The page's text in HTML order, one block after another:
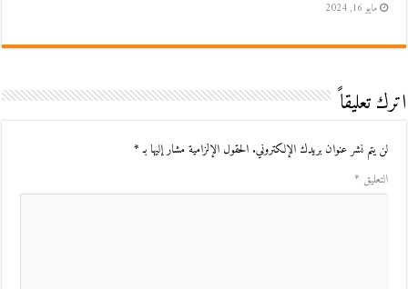
مايو 16, 2024
اترك تعليقاً
لن يتم نشر عنوان بريدك الإلكتروني. الحقول الإلزامية مشار إليها بـ*
التعليق *